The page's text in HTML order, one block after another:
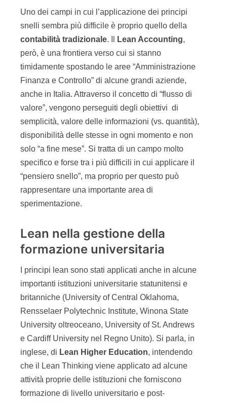
Uno dei campi in cui l’applicazione dei principi
snelli sembra più difficile è proprio quello della
contabilità tradizionale. Il Lean Accounting,
però, è una frontiera verso cui si stanno
timidamente spostando le aree “Amministrazione
Finanza e Controllo” di alcune grandi aziende,
anche in Italia. Attraverso il concetto di “flusso di
valore”, vengono perseguiti degli obiettivi di
semplicità, valore delle informazioni (vs. quantità),
disponibilità delle stesse in ogni momento e non
solo “a fine mese”. Si tratta di un campo molto
specifico e forse tra i più difficili in cui applicare il
“pensiero snello”, ma proprio per questo può
rappresentare una importante area di
sperimentazione.
Lean nella gestione della
formazione universitaria
I principi lean sono stati applicati anche in alcune
importanti istituzioni universitarie statunitensi e
britanniche (University of Central Oklahoma,
Rensselaer Polytechnic Institute, Winona State
University oltreoceano, University of St. Andrews
e Cardiff University nel Regno Unito). Si parla, in
inglese, di Lean Higher Education, intendendo
che il Lean Thinking viene applicato ad alcune
attività proprie delle istituzioni che forniscono
formazione di livello universitario e post-